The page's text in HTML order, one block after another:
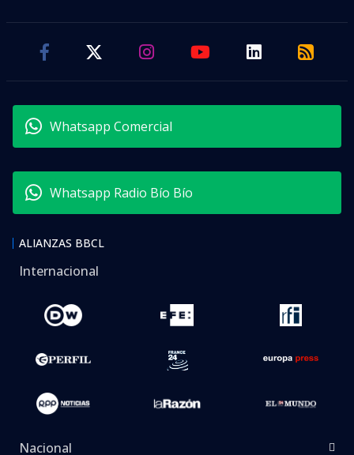
Whatsapp Comercial
Whatsapp Radio Bío Bío
ALIANZAS BBCL
Internacional
Nacional